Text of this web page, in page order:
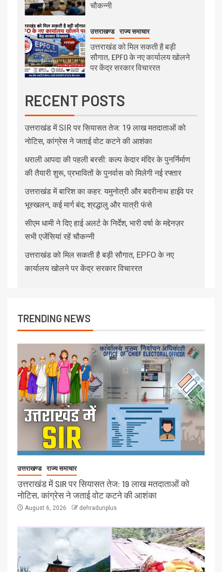
चौकन्नी
उत्तराखण्ड राज्य समाचार
उत्तराखंड को मिल सकती है बड़ी
सौगात, EPFO के नए कार्यालय खोलने
पर केंद्र सरकार विचाररत
RECENT POSTS
उत्तराखंड में SIR पर सियासत तेज: 19 लाख मतदाताओं को
नोटिस, कांग्रेस ने जताई वोट कटने की आशंका
धराली आपदा की पहली बरसी: कल्प केदार मंदिर के पुनर्निर्माण
की तैयारी शुरू, प्रभावितों के पुनर्वास को मिलेगी नई रफ्तार
उत्तराखंड में बारिश का कहर: यमुनोत्री और बदरीनाथ हाईवे पर
भूस्खलन, कई मार्ग बंद; श्रद्धालु और यात्री फंसे
सीएम धामी ने दिए हाई अलर्ट के निर्देश, भारी वर्षा के मद्देनज़र
सभी एजेंसियां रहें चौकन्नी
उत्तराखंड को मिल सकती है बड़ी सौगात, EPFO के नए
कार्यालय खोलने पर केंद्र सरकार विचाररत
TRENDING NEWS
उत्तराखण्ड राज्य समाचार
उत्तराखंड में SIR पर सियासत तेज: 19 लाख मतदाताओं को
नोटिस, कांग्रेस ने जताई वोट कटने की आशंका
August 6, 2026 dehradunplus